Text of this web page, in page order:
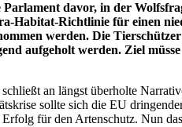
davor, in der
Richtlinie für einen
werden. Die
aufgeholt werden. Ziel
an längst überholte
sollte sich die EU
für den Artenschutz. Nun